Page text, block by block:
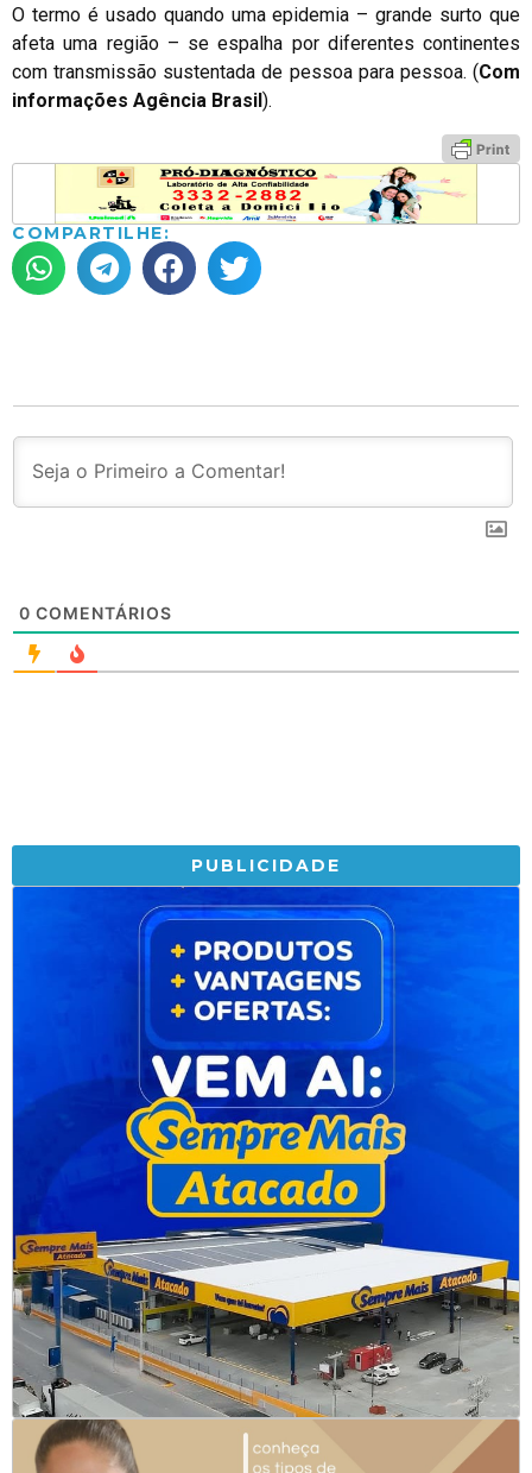
O termo é usado quando uma epidemia – grande surto que
afeta uma região – se espalha por diferentes continentes
com transmissão sustentada de pessoa para pessoa. (Com
informações Agência Brasil).
COMPARTILHE:
0 COMENTÁRIOS
PUBLICIDADE